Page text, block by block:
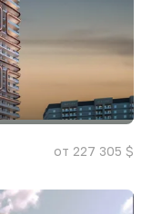
от 227 305 $